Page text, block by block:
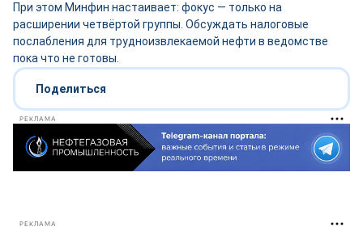
При этом Минфин настаивает: фокус — только на
расширении четвёртой группы. Обсуждать налоговые
послабления для трудноизвлекаемой нефти в ведомстве
пока что не готовы.
Поделиться
РЕКЛАМА
РЕКЛАМА